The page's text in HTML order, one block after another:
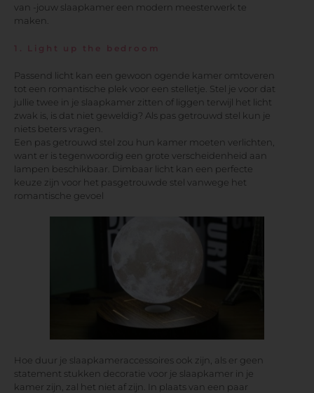
van -jouw slaapkamer een modern meesterwerk te
maken.
1. Light up the bedroom
Passend licht kan een gewoon ogende kamer omtoveren
tot een romantische plek voor een stelletje. Stel je voor dat
jullie twee in je slaapkamer zitten of liggen terwijl het licht
zwak is, is dat niet geweldig? Als pas getrouwd stel kun je
niets beters vragen.
Een pas getrouwd stel zou hun kamer moeten verlichten,
want er is tegenwoordig een grote verscheidenheid aan
lampen beschikbaar. Dimbaar licht kan een perfecte
keuze zijn voor het pasgetrouwde stel vanwege het
romantische gevoel
Hoe duur je slaapkameraccessoires ook zijn, als er geen
statement stukken decoratie voor je slaapkamer in je
kamer zijn, zal het niet af zijn. In plaats van een paar